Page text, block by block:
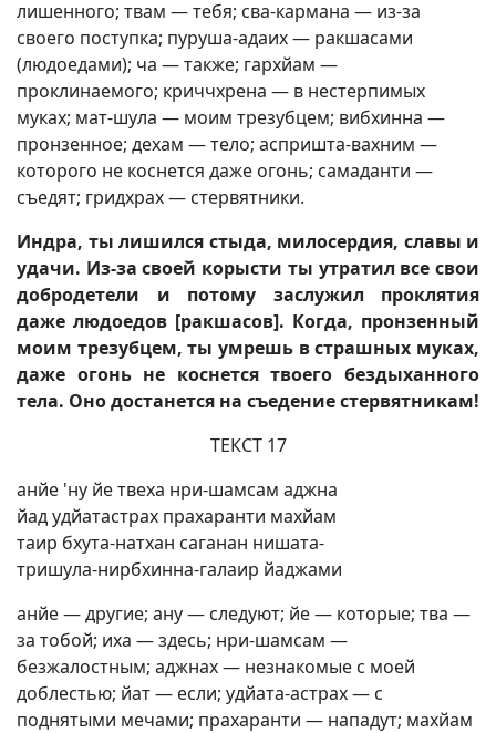
лишенного; твам — тебя; сва-кармана — из-за
своего поступка; пуруша-адаих — ракшасами
(людоедами); ча — также; гархйам —
проклинаемого; криччхрена — в нестерпимых
муках; мат-шула — моим трезубцем; вибхинна —
пронзенное; дехам — тело; аспришта-вахним —
которого не коснется даже огонь; самаданти —
съедят; гридхрах — стервятники.
Индра, ты лишился стыда, милосердия, славы и
удачи. Из-за своей корысти ты утратил все свои
добродетели и потому заслужил проклятия
даже людоедов [ракшасов]. Когда, пронзенный
моим трезубцем, ты умрешь в страшных муках,
даже огонь не коснется твоего бездыханного
тела. Оно достанется на съедение стервятникам!
ТЕКСТ 17
анйе 'ну йе твеха нри-шамсам аджна
йад удйатастрах прахаранти махйам
таир бхута-натхан саганан нишата-
тришула-нирбхинна-галаир йаджами
анйе — другие; ану — следуют; йе — которые; тва —
за тобой; иха — здесь; нри-шамсам —
безжалостным; аджнах — незнакомые с моей
доблестью; йат — если; удйата-астрах — с
поднятыми мечами; прахаранти — нападут; махйам